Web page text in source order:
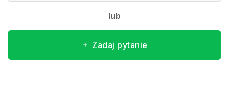
lub
Zadaj pytanie